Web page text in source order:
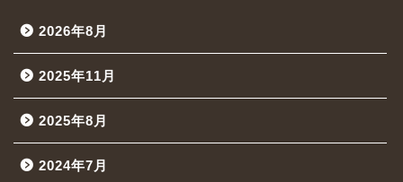
2026年8月
2025年11月
2025年8月
2024年7月